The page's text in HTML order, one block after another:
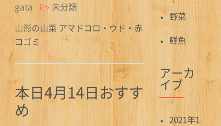
gata
未分類
山形の山菜 アマドコロ・ウド・赤
コゴミ
本日4月14日おすす
め
野菜
鮮魚
アーカ
イブ
2021年1